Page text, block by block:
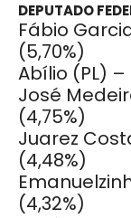
DEPUTADO
Fábio
(5,70%)
Abílio (PL) –
José
(4,75%)
Juarez
(4,48%)
(4,32%)